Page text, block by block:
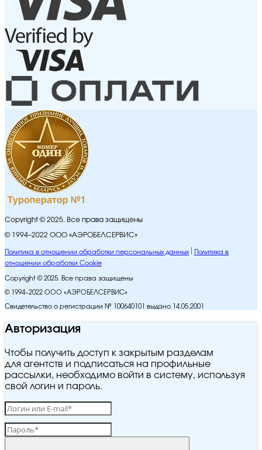
Copyright © 2025. Все права защищены
© 1994–2022 ООО «АЭРОБЕЛСЕРВИС»
Политика в отношении обработки персональных данных
Политика в
отношении обработки Cookie
Copyright © 2025. Все права защищены
© 1994–2022 ООО «АЭРОБЕЛСЕРВИС»
Свидетельство о регистрации № 100640101 выдано 14.05.2001
Авторизация
Чтобы получить доступ к закрытым разделам
для агентств и подписаться на профильные
рассылки, необходимо войти в систему, используя
свой логин и пароль.